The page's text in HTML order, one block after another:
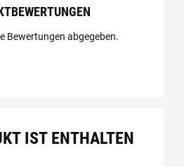
Bewertungen abgegeben.
IST ENTHALTEN